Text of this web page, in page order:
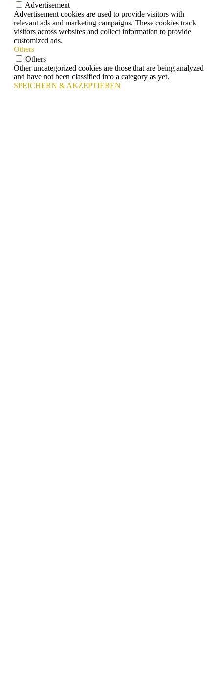
Advertisement
Advertisement cookies are used to provide visitors with
relevant ads and marketing campaigns. These cookies track
visitors across websites and collect information to provide
customized ads.
Others
Others
Other uncategorized cookies are those that are being analyzed
and have not been classified into a category as yet.
SPEICHERN & AKZEPTIEREN